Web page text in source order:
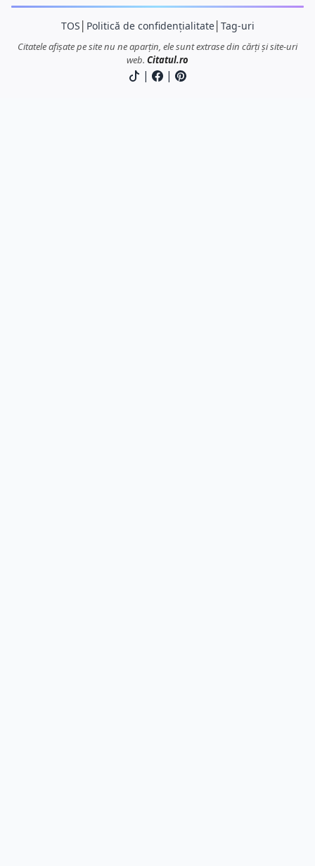
TOS Politică de confidențialitate│ Tag-uri
Citatele afișate pe site nu ne aparțin, ele sunt extrase din cărți și site-uri
web. Citatul.ro
| |